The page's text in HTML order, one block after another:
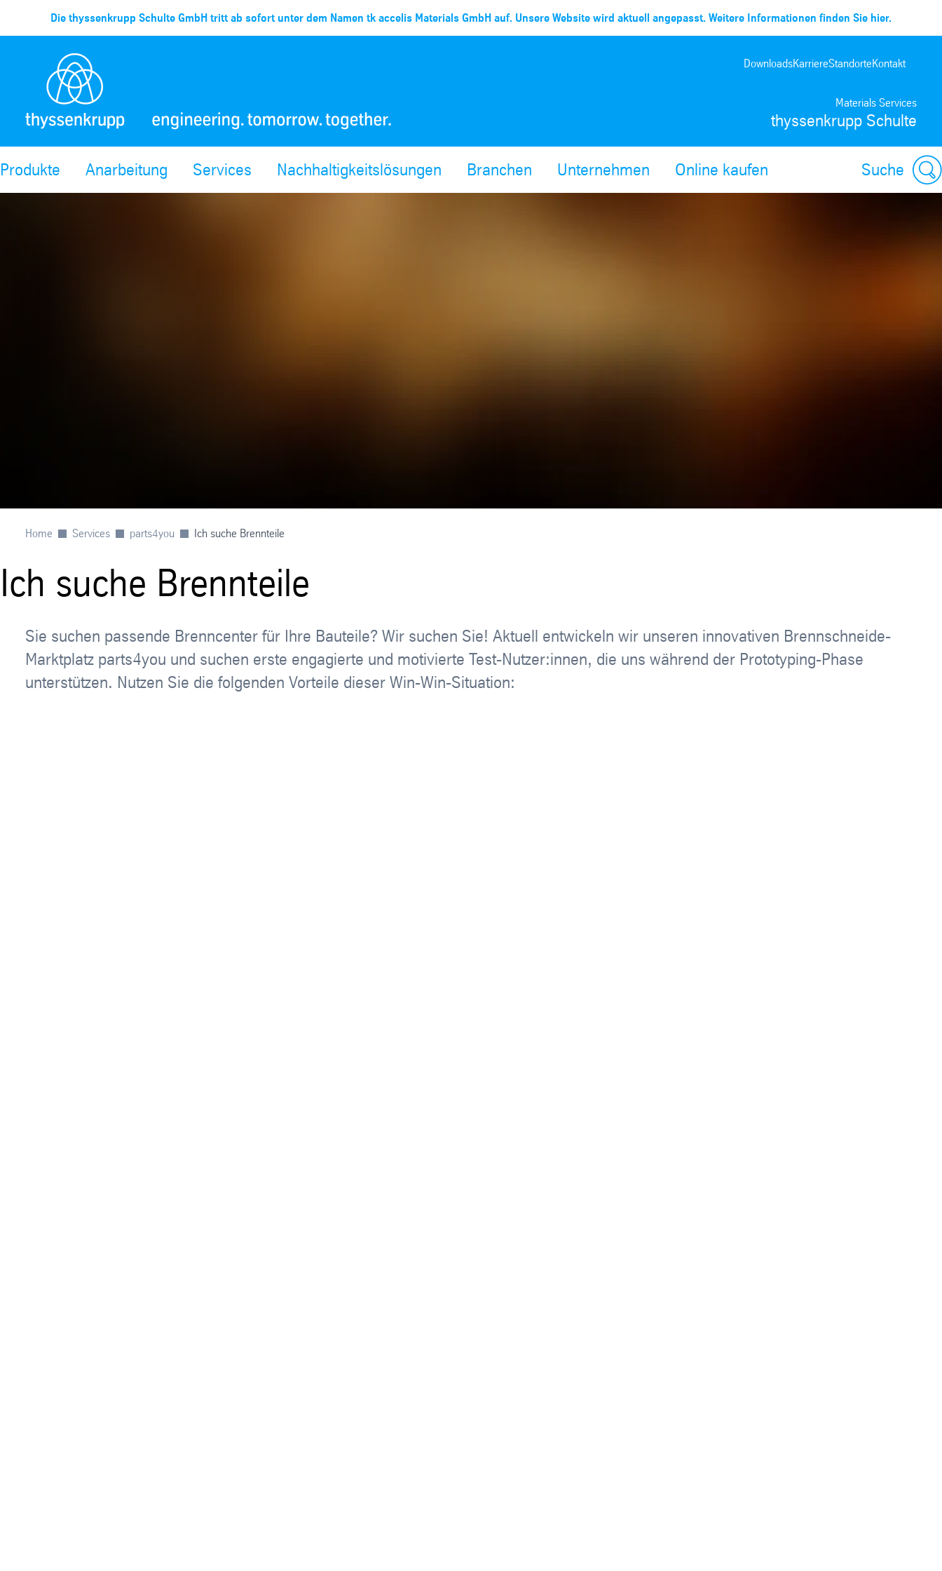
Die thyssenkrupp Schulte GmbH tritt ab sofort unter dem Namen tk accelis Materials GmbH auf. Unsere Website wird aktuell angepasst. Weitere Informationen finden Sie hier.
Materials Services
thyssenkrupp Schulte
DownloadsKarriereStandorteKontakt
Produkte Anarbeitung Services Nachhaltigkeitslösungen Branchen Unternehmen Online kaufen Suche
Home Services parts4you Ich suche Brennteile
Ich suche Brennteile
Sie suchen passende Brenncenter für Ihre Bauteile? Wir suchen Sie! Aktuell entwickeln wir unseren innovativen Brennschneide-
Marktplatz parts4you und suchen erste engagierte und motivierte Test-Nutzer:innen, die uns während der Prototyping-Phase
unterstützen. Nutzen Sie die folgenden Vorteile dieser Win-Win-Situation: